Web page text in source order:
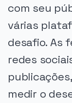
com seu
várias
desafio. As
redes
medir o